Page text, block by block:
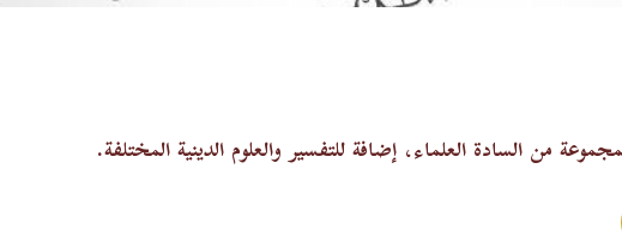
من السادة العلماء، إضافة للتفسير والعلوم الدينية المختلفة.